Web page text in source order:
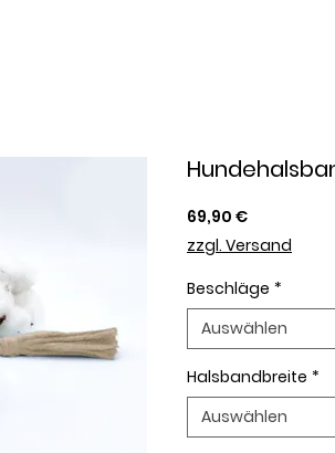
69,90 €Preis
zzgl. Versand
Beschläge *
Auswählen
Halsbandbreite *
Auswählen